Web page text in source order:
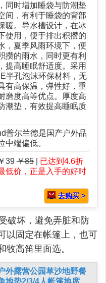
同时增加睡袋与防潮垫
间，有利于睡袋的背部
暖。导水槽设计，在冰
使用，便于排出积攒的
，夏季风雨环境下，便
攒的雨水，同时更有利
提高睡眠舒适度。采用
半孔泡沫环保材料，无
有高保温，弹性好，重
磨度高等优点。厚度高
潮垫，有效提高睡眠质
普尔兰德是国产户外品
中端偏低。
39 ￥85
已达到4.6折
低价，正是入手的好时
去购买 >
破坏，避免弄脏和防
以固定在帐篷上，也可
牧高笛里面选。
外露营公园草沙地野餐
地垫2/3/4人帐篷地席